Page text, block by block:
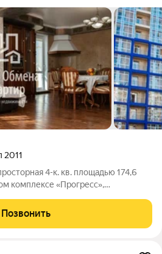
2011
4-к. кв. площадью 174,6
комплексе «Прогресс»,
отдельные комнаты + кухня-
для
Позвонить